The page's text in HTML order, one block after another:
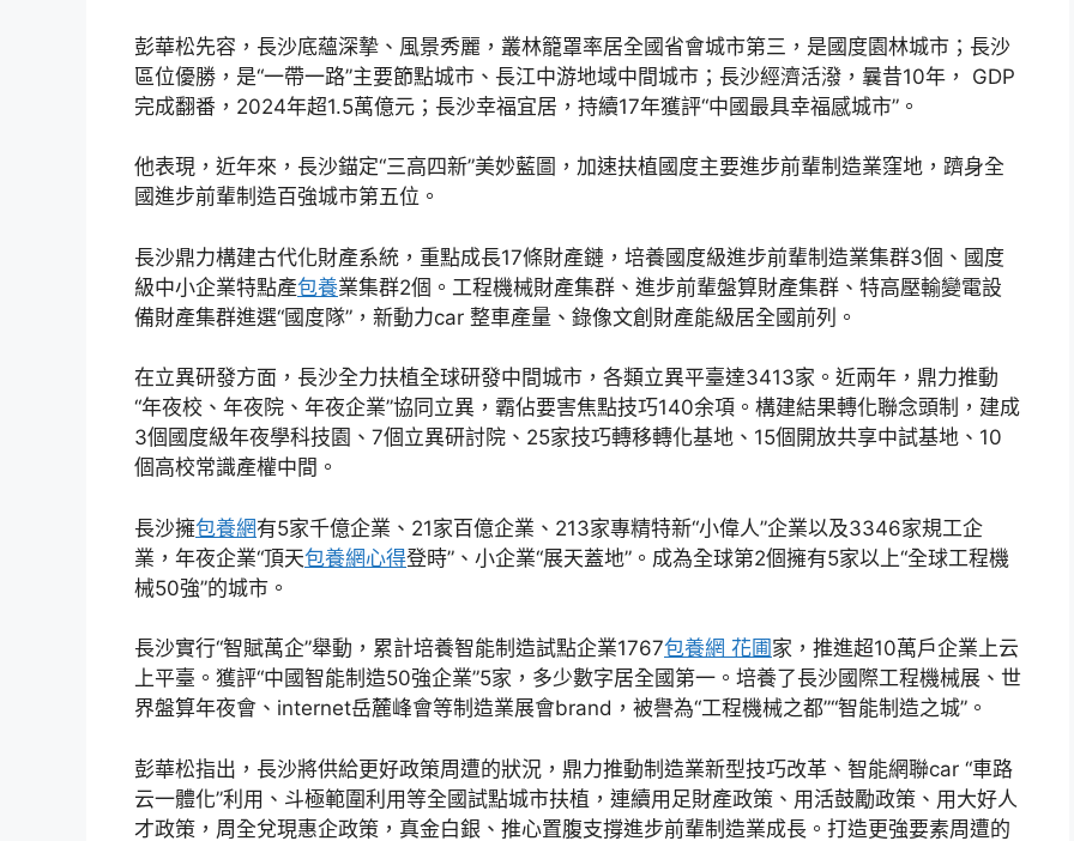
彭華松先容，長沙底蘊深摯、風景秀麗，叢林籠罩率居全國省會城市第三，是國度園林城市；長沙
區位優勝，是“一帶一路”主要節點城市、長江中游地域中間城市；長沙經濟活潑，曩昔10年， GDP
完成翻番，2024年超1.5萬億元；長沙幸福宜居，持續17年獲評“中國最具幸福感城市”。
他表現，近年來，長沙錨定“三高四新”美妙藍圖，加速扶植國度主要進步前輩制造業窪地，躋身全
國進步前輩制造百強城市第五位。
長沙鼎力構建古代化財產系統，重點成長17條財產鏈，培養國度級進步前輩制造業集群3個、國度
級中小企業特點產包養業集群2個。工程機械財產集群、進步前輩盤算財產集群、特高壓輸變電設
備財產集群進選“國度隊”，新動力car 整車產量、錄像文創財產能級居全國前列。
在立異研發方面，長沙全力扶植全球研發中間城市，各類立異平臺達3413家。近兩年，鼎力推動
“年夜校、年夜院、年夜企業”協同立異，霸佔要害焦點技巧140余項。構建結果轉化聯念頭制，建成
3個國度級年夜學科技園、7個立異研討院、25家技巧轉移轉化基地、15個開放共享中試基地、10
個高校常識產權中間。
長沙擁包養網有5家千億企業、21家百億企業、213家專精特新“小偉人”企業以及3346家規工企
業，年夜企業“頂天包養網心得登時”、小企業“展天蓋地”。成為全球第2個擁有5家以上“全球工程機
械50強”的城市。
長沙實行“智賦萬企”舉動，累計培養智能制造試點企業1767包養網 花圃 家，推進超10萬戶企業上云
上平臺。獲評“中國智能制造50強企業”5家，多少數字居全國第一。培養了長沙國際工程機械展、世
界盤算年夜會、internet岳麓峰會等制造業展會brand，被譽為“工程機械之都”“智能制造之城”。
彭華松指出，長沙將供給更好政策周遭的狀況，鼎力推動制造業新型技巧改革、智能網聯car “車路
云一體化”利用、斗極範圍利用等全國試點城市扶植，連續用足財產政策、用活鼓勵政策、用大好人
才政策，周全兌現惠企政策，真金白銀、推心置腹支撐進步前輩制造業成長。打造更強要素周遭的